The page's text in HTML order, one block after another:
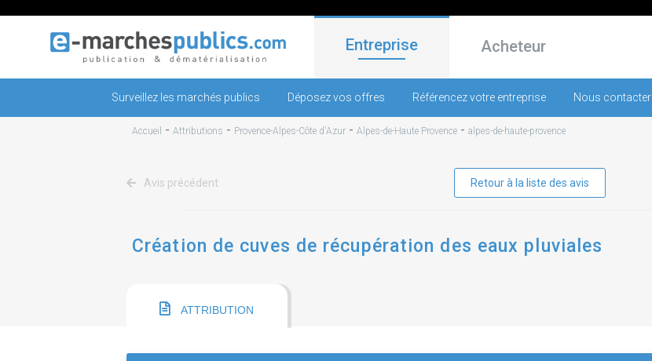
Entreprise Acheteur
Surveillez les marchés publics Déposez vos offres Référencez votre entreprise Nous contacter
Accueil - Attributions - Provence-Alpes-Côte d'Azur - Alpes-de-Haute Provence - alpes-de-haute-provence
Avis précédent Retour à la liste des avis
Création de cuves de récupération des eaux pluviales
ATTRIBUTION